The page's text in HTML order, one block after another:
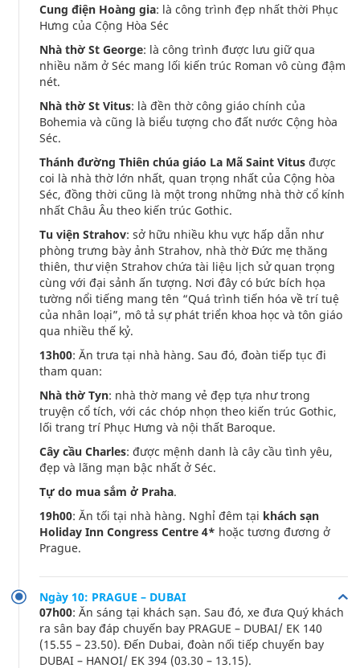
Cung điện Hoàng gia: là công trình đẹp nhất thời Phục
Hưng của Cộng Hòa Séc
Nhà thờ St George: là công trình được lưu giữ qua
nhiều năm ở Séc mang lối kiến trúc Roman vô cùng đậm
nét.
Nhà thờ St Vitus: là đền thờ công giáo chính của
Bohemia và cũng là biểu tượng cho đất nước Cộng hòa
Séc.
Thánh đường Thiên chúa giáo La Mã Saint Vitus được
coi là nhà thờ lớn nhất, quan trọng nhất của Cộng hòa
Séc, đồng thời cũng là một trong những nhà thờ cổ kính
nhất Châu Âu theo kiến trúc Gothic.
Tu viện Strahov: sở hữu nhiều khu vực hấp dẫn như
phòng trưng bày ảnh Strahov, nhà thờ Đức mẹ thăng
thiên, thư viện Strahov chứa tài liệu lịch sử quan trọng
cùng với đại sảnh ấn tượng. Nơi đây có bức bích họa
tường nổi tiếng mang tên “Quá trình tiến hóa về trí tuệ
của nhân loại”, mô tả sự phát triển khoa học và tôn giáo
qua nhiều thế kỷ.
13h00: Ăn trưa tại nhà hàng. Sau đó, đoàn tiếp tục đi
tham quan:
Nhà thờ Tyn: nhà thờ mang vẻ đẹp tựa như trong
truyện cổ tích, với các chóp nhọn theo kiến trúc Gothic,
lối trang trí Phục Hưng và nội thất Baroque.
Cây cầu Charles: được mệnh danh là cây cầu tình yêu,
đẹp và lãng mạn bậc nhất ở Séc.
Tự do mua sắm ở Praha.
19h00: Ăn tối tại nhà hàng. Nghỉ đêm tại khách sạn
Holiday Inn Congress Centre 4* hoặc tương đương ở
Prague.
Ngày 10: PRAGUE – DUBAI
07h00: Ăn sáng tại khách sạn. Sau đó, xe đưa Quý khách
ra sân bay đáp chuyến bay PRAGUE – DUBAI/ EK 140
(15.55 – 23.50). Đến Dubai, đoàn nối tiếp chuyến bay
DUBAI – HANOI/ EK 394 (03.30 – 13.15).